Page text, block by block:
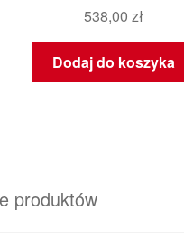
538,00 zł
Dodaj do koszyka
produktów